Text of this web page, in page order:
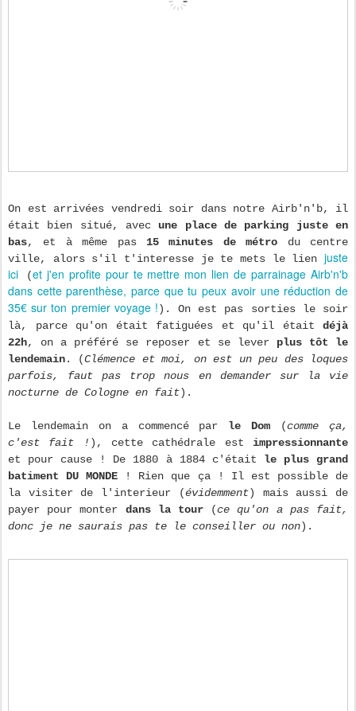
On est arrivées vendredi soir dans notre Airb'n'b, il
était bien situé, avec une place de parking juste en
bas, et à même pas 15 minutes de métro du centre
ville, alors s'il t'interesse je te mets le lien juste
ici (et j'en profite pour te mettre mon lien de parrainage Airb'n'b
dans cette parenthèse, parce que tu peux avoir une réduction de
35€ sur ton premier voyage !). On est pas sorties le soir
là, parce qu'on était fatiguées et qu'il était déjà
22h, on a préféré se reposer et se leverplus tôt le
lendemain. (Clémence et moi, on est un peu des loques
parfois, faut pas trop nous en demander sur la vie
nocturne de Cologne en fait).
Le lendemain on a commencé par le Dom (comme ça,
c'est fait ! ), cette cathédrale estimpressionnante
et pour cause ! De 1880 à 1884 c'était le plus grand
batiment DU MONDE ! Rien que ça ! Il est possible de
la visiter de l'interieur (évidemment) mais aussi de
payer pour monter dans la tour (ce qu'on a pas fait,
donc je ne saurais pas te le conseiller ou non).